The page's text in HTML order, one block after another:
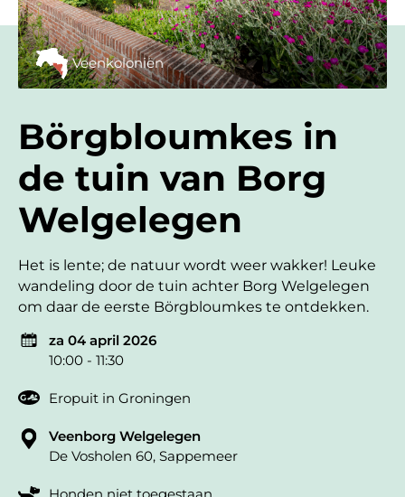
Veenkoloniën
Börgbloumkes in
de tuin van Borg
Welgelegen
Het is lente; de natuur wordt weer wakker! Leuke
wandeling door de tuin achter Borg Welgelegen
om daar de eerste Börgbloumkes te ontdekken.
za 04 april 2026
10:00 - 11:30
Eropuit in Groningen
Veenborg Welgelegen
De Vosholen 60, Sappemeer